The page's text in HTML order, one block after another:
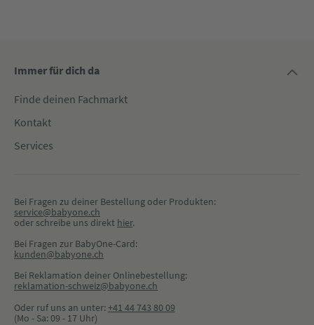
Immer für dich da
Finde deinen Fachmarkt
Kontakt
Services
Bei Fragen zu deiner Bestellung oder Produkten:
service@babyone.ch
oder schreibe uns direkt hier.
Bei Fragen zur BabyOne-Card:
kunden@babyone.ch
Bei Reklamation deiner Onlinebestellung:
reklamation-schweiz@babyone.ch
Oder ruf uns an unter:+41 44 743 80 09
(Mo - Sa: 09 - 17 Uhr)